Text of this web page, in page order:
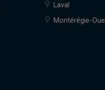
Laval
Montérégie-